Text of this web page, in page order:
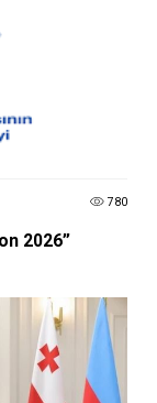
780
2026”